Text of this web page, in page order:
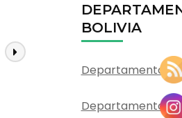
BOLIVIA
Departamento de
Departamento de